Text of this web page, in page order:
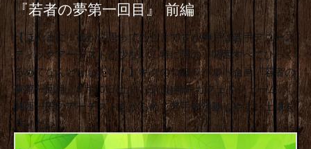
『若者の夢第一回目』 前編
【ほんまに！前から思ってたことですが神戸は若手アコース
ティックアーチストが少ない！特に男の。関西すべてひっく
るめてなんとかしたい！】ギグのつぼ＆ハルト企画『若者の
夢第一回目』8月10日(土)11日(日)神戸カフェドジェーム。
関西一円のアーチストをからめて若手が活動しやすい土壌を
作りたい！